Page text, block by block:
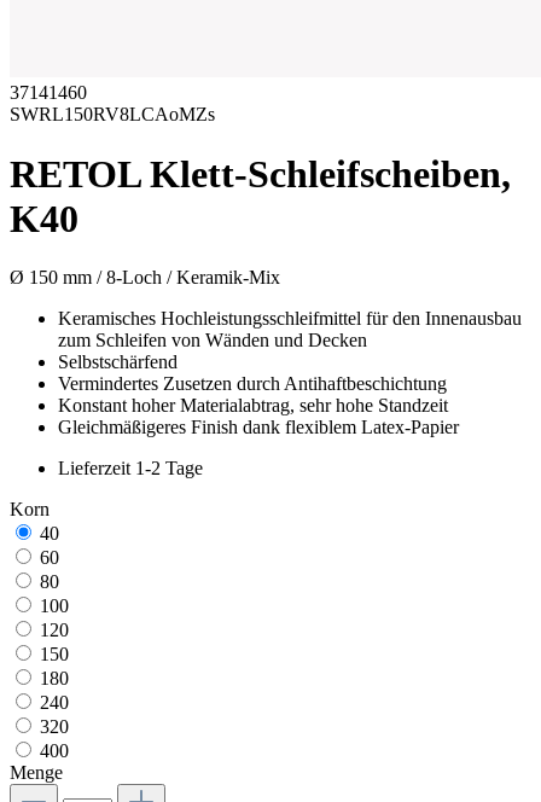
37141460
SWRL150RV8LCAoMZs
RETOL Klett-Schleifscheiben,
K40
Ø 150 mm / 8-Loch / Keramik-Mix
Keramisches Hochleistungsschleifmittel für den Innenausbau
zum Schleifen von Wänden und Decken
Selbstschärfend
Vermindertes Zusetzen durch Antihaftbeschichtung
Konstant hoher Materialabtrag, sehr hohe Standzeit
Gleichmäßigeres Finish dank flexiblem Latex-Papier
Lieferzeit 1-2 Tage
Korn
40
60
80
100
120
150
180
240
320
400
Menge